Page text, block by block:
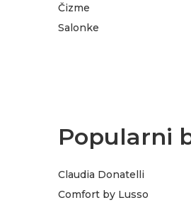
Čizme
Salonke
Popularni
Claudia Donatelli
Comfort by Lusso